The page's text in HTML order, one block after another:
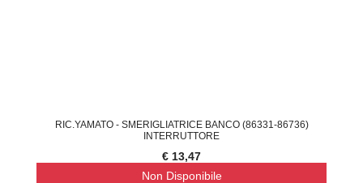
RIC.YAMATO - SMERIGLIATRICE BANCO (86331-86736)
INTERRUTTORE
€ 13,47
Non Disponibile